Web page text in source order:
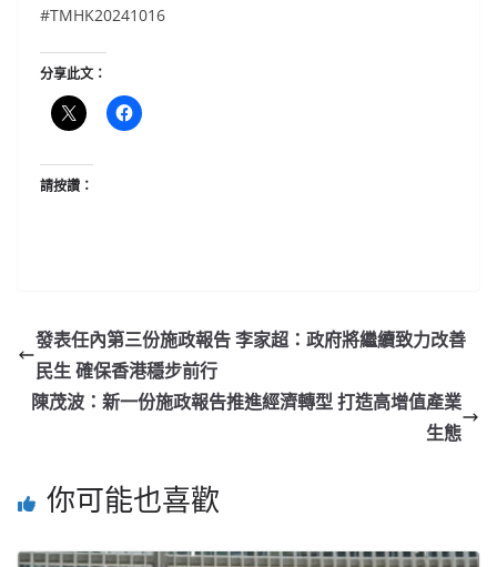
#TMHK20241016
分享此文：
請按讚：
發表任內第三份施政報告 李家超：政府將繼續致力改善
民生 確保香港穩步前行
陳茂波：新一份施政報告推進經濟轉型 打造高增值產業
生態
你可能也喜歡